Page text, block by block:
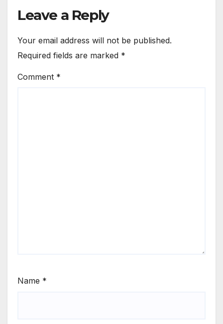
Leave a Reply
Your email address will not be published.
Required fields are marked *
Comment *
Name *